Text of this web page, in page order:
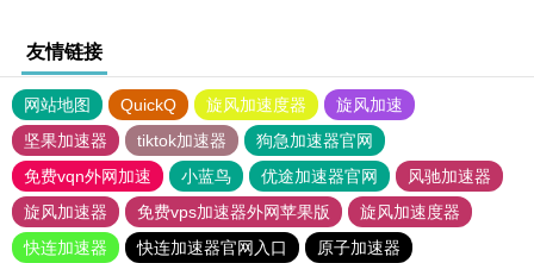
友情链接
网站地图 QuickQ 旋风加速度器
旋风加速
坚果加速器
tiktok加速器
狗急加速器官网
免费vqn外网加速
小蓝鸟 优途加速器官网
风驰加速器
旋风加速器
免费vps加速器外网苹果版
旋风加速度器
快连加速器
快连加速器官网入口
原子加速器